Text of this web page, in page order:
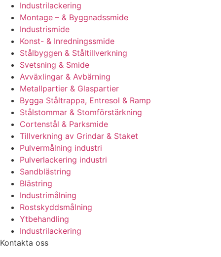
Industrilackering
Montage – & Byggnadssmide
Industrismide
Konst- & Inredningssmide
Stålbyggen & Ståltillverkning
Svetsning & Smide
Avväxlingar & Avbärning
Metallpartier & Glaspartier
Bygga Ståltrappa, Entresol & Ramp
Stålstommar & Stomförstärkning
Cortenstål & Parksmide
Tillverkning av Grindar & Staket
Pulvermålning industri
Pulverlackering industri
Sandblästring
Blästring
Industrimålning
Rostskyddsmålning
Ytbehandling
Industrilackering
Kontakta oss